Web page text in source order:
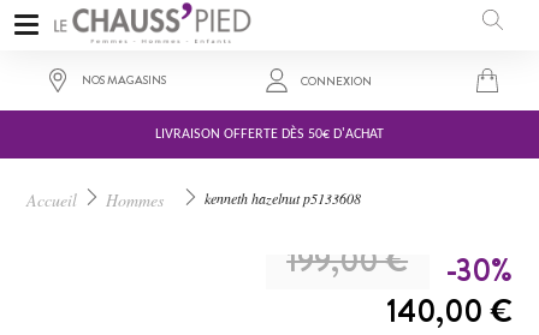
LIVRAISON OFFERTE DÈS 50€ D'ACHAT
NOS MAGASINS CONNEXION
Accueil Hommes kenneth hazelnut p5133608
-30%
199,00 €
140,00 €